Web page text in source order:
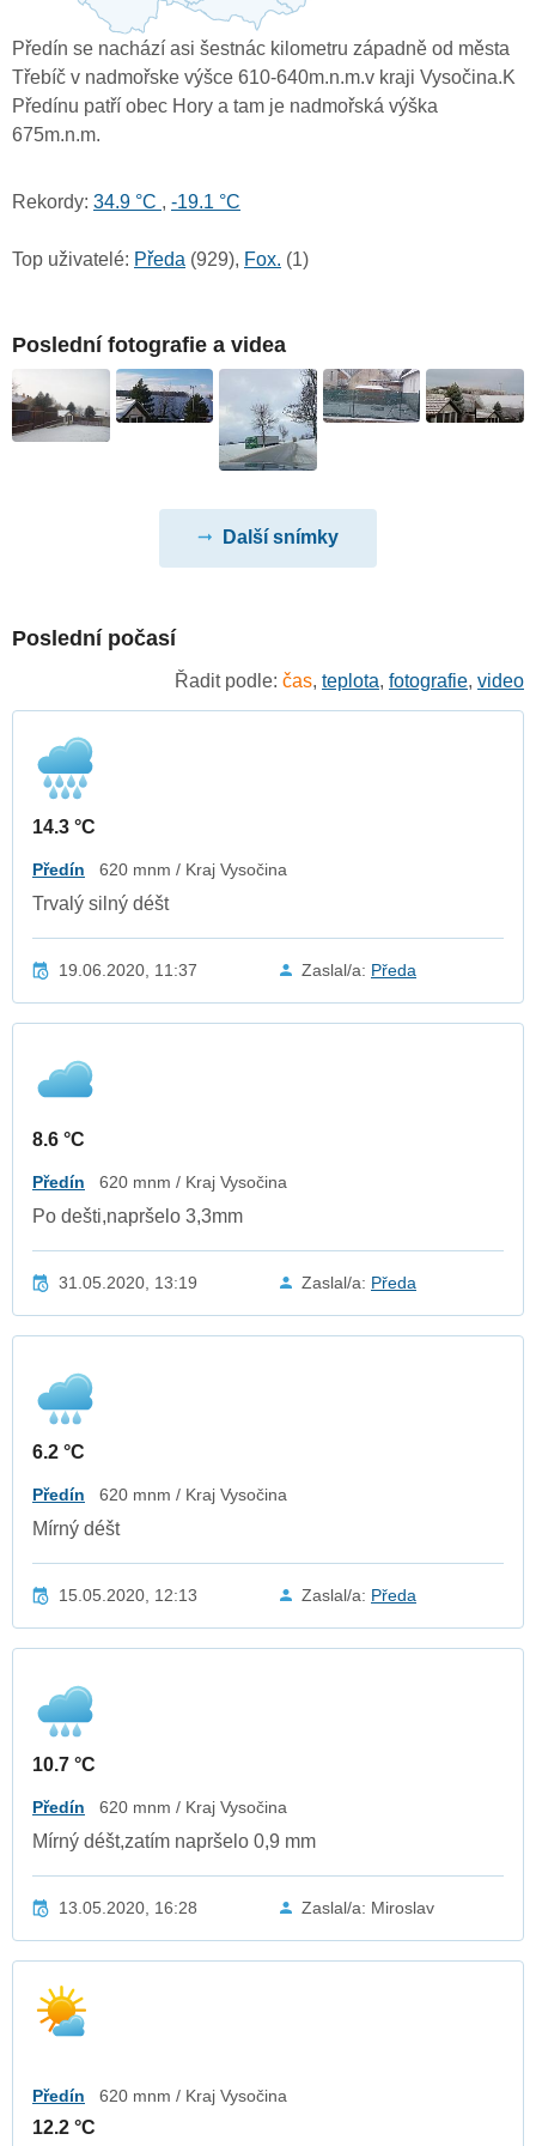
Předín se nachází asi šestnác kilometru západně od města
Třebíč v nadmořske výšce 610-640m.n.m.v kraji Vysočina.K
Předínu patří obec Hory a tam je nadmořská výška
675m.n.m.
Rekordy: 34.9 °C , -19.1 °C
Top uživatelé: Předa (929), Fox. (1)
Poslední fotografie a videa
Další snímky
Poslední počasí
Řadit podle: čas, teplota, fotografie, video
14.3 °C
Předín 620 mnm / Kraj Vysočina
Trvalý silný déšt
19.06.2020, 11:37 Zaslal/a: Předa
8.6 °C
Předín 620 mnm / Kraj Vysočina
Po dešti,napršelo 3,3mm
31.05.2020, 13:19 Zaslal/a: Předa
6.2 °C
Předín 620 mnm / Kraj Vysočina
Mírný déšt
15.05.2020, 12:13 Zaslal/a: Předa
10.7 °C
Předín 620 mnm / Kraj Vysočina
Mírný déšt,zatím napršelo 0,9 mm
13.05.2020, 16:28 Zaslal/a: Miroslav
Předín 620 mnm / Kraj Vysočina
12.2 °C